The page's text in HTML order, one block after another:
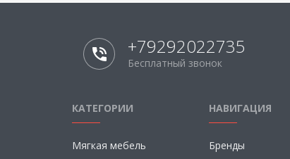
+79292022735
Бесплатный звонок
КАТЕГОРИИ
Мягкая мебель
НАВИГАЦИЯ
Бренды